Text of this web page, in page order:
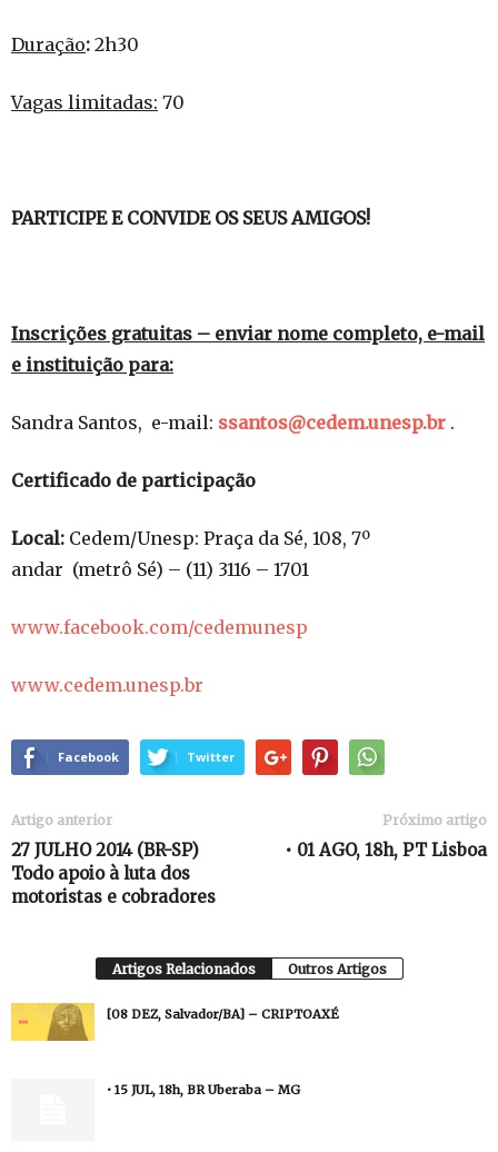
Duração: 2h30
Vagas limitadas: 70
PARTICIPE E CONVIDE OS SEUS AMIGOS!
Inscrições gratuitas – enviar nome completo, e-mail
e instituição para:
Sandra Santos, e-mail: ssantos@cedem.unesp.br .
Certificado de participação
Local: Cedem/Unesp: Praça da Sé, 108, 7º
andar (metrô Sé) – (11) 3116 – 1701
www.facebook.com/cedemunesp
www.cedem.unesp.br
Facebook Twitter
Artigo anterior
27 JULHO 2014 (BR-SP)
Todo apoio à luta dos
motoristas e cobradores
Próximo artigo
• 01 AGO, 18h, PT Lisboa
Artigos Relacionados Outros Artigos
[08 DEZ, Salvador/BA] – CRIPTOAXÉ
• 15 JUL, 18h, BR Uberaba – MG